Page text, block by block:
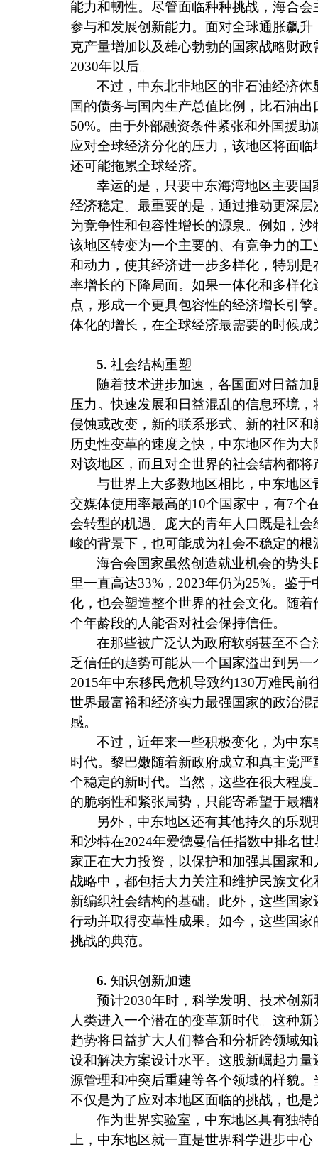
能力和韧性。尽管面临种种挑战，海合
参与和发展创新能力。面对全球通胀飙
克产量增加以及雄心勃勃的国家战略财
2030年以后。
不过，中东北非地区的非石油经济
国的债务与国内生产总值比例，比石油出
50%。由于外部融资条件紧张和外国援
应对全球经济分化的压力，该地区将面
还可能拖累全球经济。
幸运的是，只要中东海湾地区主要
经济稳定。最重要的是，通过推动更深
为竞争性和包容性增长的源泉。例如，
该地区转变为一个主要的、有竞争力的
和动力，使其经济进一步多样化，特别
率增长的下降局面。如果一体化和多样
点，形成一个更具包容性的经济增长引
体化的增长，在全球经济最需要的时候
5. 社会结构重塑
随着技术进步加速，各国面对日益
压力。快速发展和日益混乱的信息环境
侵蚀或改变，新的联系形式、新的社区
历史性变革的速度之快，中东地区作为
对该地区，而且对全世界的社会结构都将
与世界上大多数地区相比，中东地
交媒体使用率最高的10个国家中，有7个
会转型的机遇。庞大的青年人口既是社
峻的背景下，也可能成为社会不稳定的根
海合会国家虽然创造就业机会的势
里一直高达33% ， 2023年仍为25%。鉴于
化，也会塑造整个世界的社会文化。随
个年龄段的人能否对社会保持信任。
在那些被广泛认为政府软弱甚至不
乏信任的趋势可能从一个国家溢出到另
2015年中东移民危机导致约130万难民前
世界最富裕和经济实力最强国家的政治
感。
不过，近年来一些积极变化，为中
时代。黎巴嫩随着新政府成立和真主党
个稳定的新时代。当然，这些在很大程
的脆弱性和紧张局势，只能寄希望于最
另外，中东地区还有其他持久的乐
和沙特在2024年爱德曼信任指数中排名
家正在大力投资，以保护和加强其国家
战略中，都包括大力关注和维护民族文
新编织社会结构的基础。此外，这些国
行动并取得变革性成果。如今，这些国
挑战的典范。
6. 知识创新加速
预计2030年时，科学发明、技术创
人类进入一个潜在的变革新时代。这种
趋势将日益扩大人们整合和分析跨领域
设和解决方案设计水平。这股新崛起力
源管理和冲突后重建等各个领域的样貌
不仅是为了应对本地区面临的挑战，也
作为世界实验室，中东地区具有独
上，中东地区就一直是世界科学进步中